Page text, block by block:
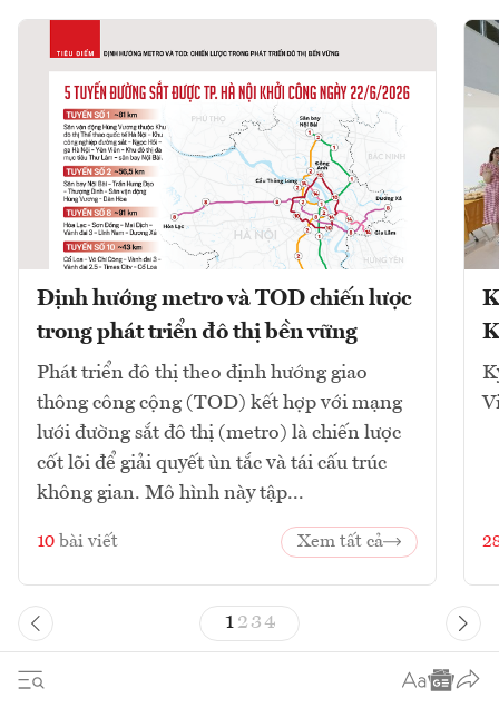
Định hướng metro và TOD chiến lược
trong phát triển đô thị bền vững
Phát triển đô thị theo định hướng giao
thông công cộng (TOD) kết hợp với mạng
lưới đường sắt đô thị (metro) là chiến lược
cốt lõi để giải quyết ùn tắc và tái cấu trúc
không gian. Mô hình này tập...
10 bài viết Xem tất cả
1 23 4